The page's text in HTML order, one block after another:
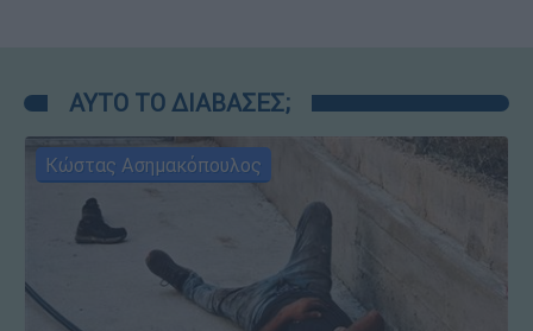
ΑΥΤΟ ΤΟ ΔΙΑΒΑΣΕΣ;
Κώστας Ασημακόπουλος